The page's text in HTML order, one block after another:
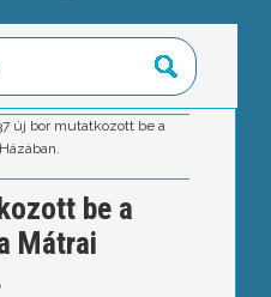
új bor mutatkozott be a
be a
Mátrai